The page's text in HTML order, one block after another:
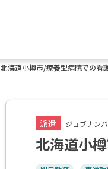
北海道小樽市/療養型病院での看
派遣 ジョブナン
北海道小